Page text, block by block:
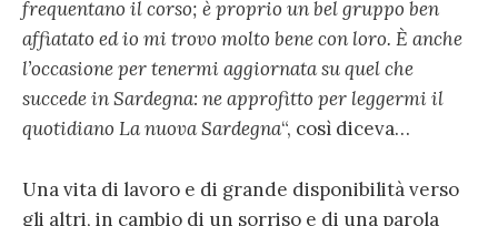
frequentano il corso; è proprio un bel gruppo ben
affiatato ed io mi trovo molto bene con loro. È anche
l’occasione per tenermi aggiornata su quel che
succede in Sardegna: ne approfitto per leggermi il
quotidiano La nuova Sardegna“, così diceva…
Una vita di lavoro e di grande disponibilità verso
gli altri, in cambio di un sorriso e di una parola